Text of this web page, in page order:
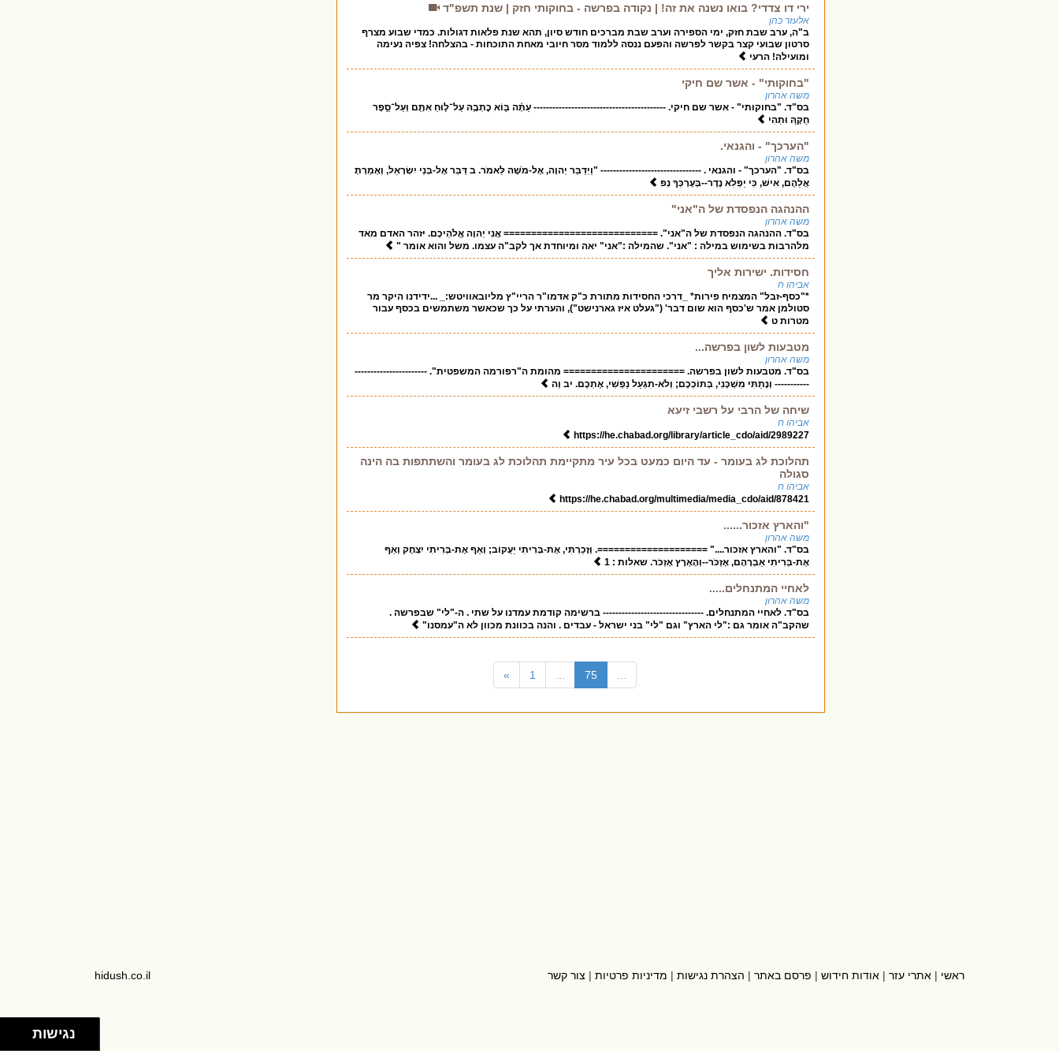
ירי דו צדדי? בואו נשנה את זה! | נקודה בפרשה - בחוקותי חזק | שנת תשפ"ד
אלעזר כהן
ב"ה, ערב שבת חזק, ימי הספירה וערב שבת מברכים חודש סיון, תהא שנת פלאות דגולות. כמדי שבוע מצרף
סרטון שבועי קצר בקשר לפרשה והפעם ננסה ללמוד מסר חיובי מאחת התוכחות - בהצלחה! צפיה נעימה
ומועילה! הרעי
"בחוקותי" - אשר שם חיקי
משה אהרון
בס"ד. "בחוקותי" - אשר שם חיקי. ------------------------------------------ עַתָּ֗ה בּ֣וֹא כׇתְבָ֥הּ עַל־ל֛וּחַ אִתָּ֖ם וְעַל־סֵ֣פֶר
חֻקָּ֑הּ וּתְהִי
"הערכך" - והגנאי.
משה אהרון
בס"ד. "הערכך" - והגנאי . -------------------------------- "וַיְדַבֵּר יְהוָה, אֶל-מֹשֶׁה לֵּאמֹר. ב דַּבֵּר אֶל-בְּנֵי יִשְׂרָאֵל, וְאָמַרְתָּ
אֲלֵהֶם, אִישׁ, כִּי יַפְלִא נֶדֶר--בְּעֶרְכְּךָ נְפ
ההנהגה הנפסדת של ה"אני"
משה אהרון
בס"ד. ההנהגה הנפסדת של ה"אני". ============================ אֲנִי יְהוָה אֱלֹהֵיכֶם. יזהר האדם מאד
מלהרבות בשימוש במילה : "אני". שהמילה :"אני" יאה ומיוחדת אך לקב"ה עצמו. משל והוא אומר "
חסידות. ישירות אליך
אביהו ח
*"כסף-זבל" המצמיח פירות* _דרכי החסידות מתורת כ"ק אדמו"ר הריי"ץ מליובאוויטש:_ ...ידידנו היקר מר
סטולמן אמר ש'כסף הוא שום דבר' ("געלט איז גארנישט"), והערתי על כך שכאשר משתמשים בכסף עבור
מטרות ט
מטבעות לשון בפרשה...
משה אהרון
בס"ד. מטבעות לשון בפרשה. ====================== מהומת ה"רפורמה המשפטית". -----------------------
----------- וְנָתַתִּי מִשְׁכָּנִי, בְּתוֹכְכֶם; וְלֹא-תִגְעַל נַפְשִׁי, אֶתְכֶם. יב וְה
שיחה של הרבי על רשבי זיעא
אביהו ח
https://he.chabad.org/library/article_cdo/aid/2989227
תהלוכת לג בעומר - עד היום כמעט בכל עיר מתקיימת תהלוכת לג בעומר והשתתפות בה הינה
סגולה
אביהו ח
https://he.chabad.org/multimedia/media_cdo/aid/878421
"והארץ אזכור......
משה אהרון
בס"ד. "והארץ אזכור...." ====================. וְזָכַרְתִּי, אֶת-בְּרִיתִי יַעֲקוֹב; וְאַף אֶת-בְּרִיתִי יִצְחָק וְאַף
אֶת-בְּרִיתִי אַבְרָהָם, אֶזְכֹּר--וְהָאָרֶץ אֶזְכֹּר. שאלות : 1
לאחיי המתנחלים.....
משה אהרון
בס"ד. לאחיי המתנחלים. -------------------------------- ברשימה קודמת עמדנו על שתי . ה-"לי" שבפרשה .
שהקב"ה אומר גם :"לי הארץ" וגם "לי" בני ישראל - עבדים . והנה בכוונת מכוון לא ה"עמסנו"
» 1 75
(current)
ראשי | אתרי עזר | אודות חידוש | פרסם באתר | הצהרת נגישות | מדיניות פרטיות | צור קשר hidush.co.il
נגישות